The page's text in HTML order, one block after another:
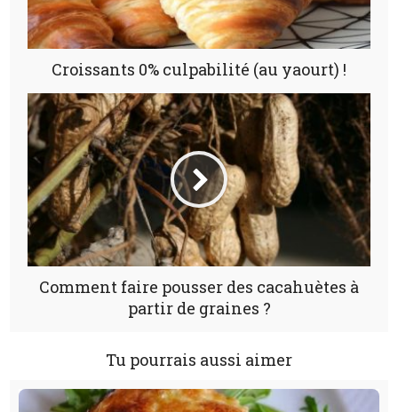
Croissants 0% culpabilité (au yaourt) !
Comment faire pousser des cacahuètes à
partir de graines ?
Tu pourrais aussi aimer